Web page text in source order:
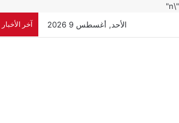
"\n"
الأحد, أغسطس 9 2026
آخر الأخبار